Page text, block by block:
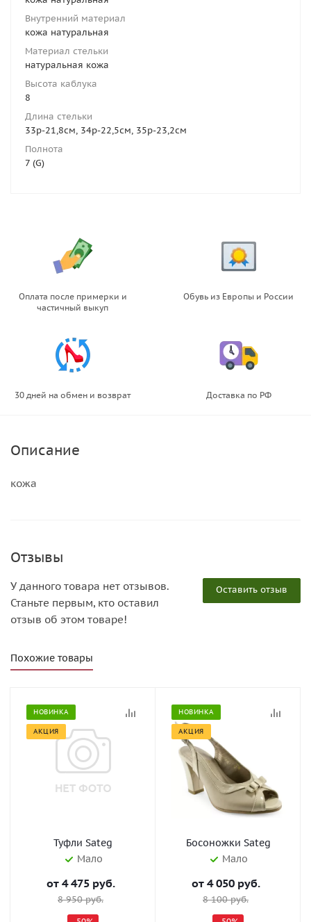
Внутренний материал
кожа натуральная
Материал стельки
натуральная кожа
Высота каблука
8
Длина стельки
33р-21,8см, 34р-22,5см, 35р-23,2см
Полнота
7 (G)
Оплата после примерки и
частичный выкуп
Обувь из Европы и России
30 дней на обмен и возврат Доставка по РФ
Описание
кожа
Отзывы
Оставить отзыв
У данного товара нет отзывов.
Станьте первым, кто оставил
отзыв об этом товаре!
Похожие товары
НОВИНКА
АКЦИЯ
Туфли Sateg
Мало
от 4 475 руб.
8 950 руб.
НОВИНКА
АКЦИЯ
Босоножки Sateg
Мало
от 4 050 руб.
8 100 руб.